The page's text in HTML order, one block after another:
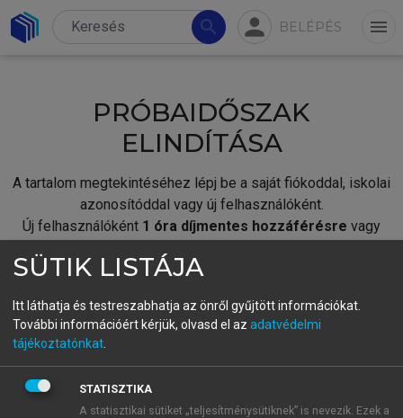
search person BELÉPÉS menu
PRÓBAIDŐSZAK
ELINDÍTÁSA
A tartalom megtekintéséhez lépj be a saját fiókoddal, iskolai
azonosítóddal vagy új felhasználóként.
Új felhasználóként 1 óra díjmentes hozzáférésre vagy
fiókoddal,vagy hozz létre új fiókot.
A regisztráció után apróbaidőszakautomatikusan
BELÉPÉS SAJÁT FIÓKKAL
SÜTIK LISTÁJA
Itt láthatja és testreszabhatja az önről gyűjtött információkat.
További információért kérjük, olvasd el az adatvédelmi
tájékoztatónkat
STATISZTIKA
A statisztikai sütiket „teljesítménysütiknek” is nevezik. Ezek a